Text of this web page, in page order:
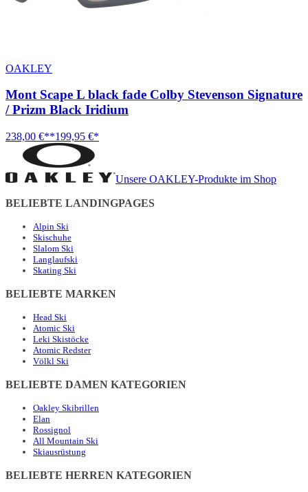
OAKLEY
Mont Scape L black fade Colby Stevenson Signature
/ Prizm Black Iridium
238,00 €**199,95 €*
Unsere OAKLEY-Produkte im Shop
BELIEBTE LANDINGPAGES
Alpin Ski
Skischuhe
Slalom Ski
Langlaufski
Skating Ski
BELIEBTE MARKEN
Head Ski
Atomic Ski
Leki Skistöcke
Atomic Redster
Völkl Ski
BELIEBTE DAMEN KATEGORIEN
Oakley Skibrillen
Elan
Rossignol
All Mountain Ski
Skiausrüstung
BELIEBTE HERREN KATEGORIEN